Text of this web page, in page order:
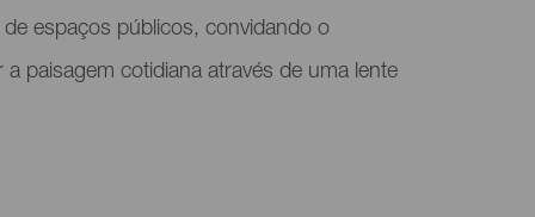
espaços públicos, convidando o
paisagem cotidiana através de uma lente